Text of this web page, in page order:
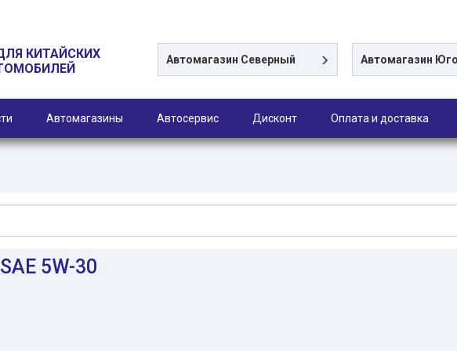
КИТАЙСКИХ
Автомагазин Северный Автомагазин
Автомагазины Автосервис Дисконт Оплата и доставка
5W-30